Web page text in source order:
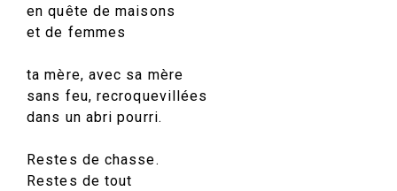
en quête de maisons
et de femmes
ta mère, avec sa mère
sans feu, recroquevillées
dans un abri pourri.
Restes de chasse.
Restes de tout